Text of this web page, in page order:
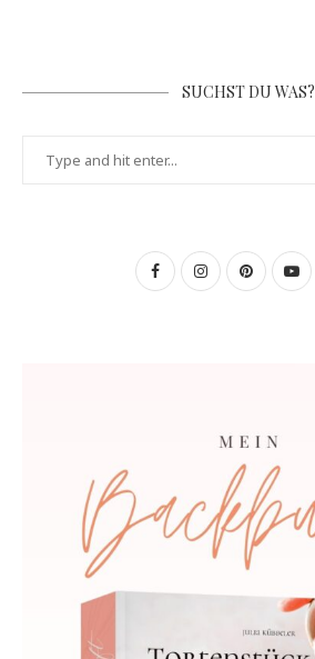
SUCHST DU WAS?